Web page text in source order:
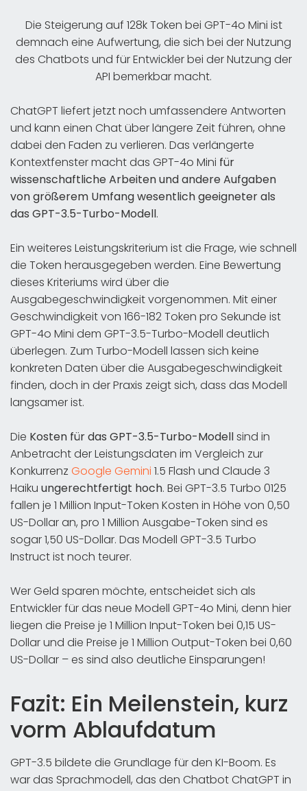
Die Steigerung auf 128k Token bei GPT-4o Mini ist
demnach eine Aufwertung, die sich bei der Nutzung
des Chatbots und für Entwickler bei der Nutzung der
API bemerkbar macht.
ChatGPT liefert jetzt noch umfassendere Antworten
und kann einen Chat über längere Zeit führen, ohne
dabei den Faden zu verlieren. Das verlängerte
Kontextfenster macht das GPT-4o Mini für
wissenschaftliche Arbeiten und andere Aufgaben
von größerem Umfang wesentlich geeigneter als
das GPT-3.5-Turbo-Modell.
Ein weiteres Leistungskriterium ist die Frage, wie schnell
die Token herausgegeben werden. Eine Bewertung
dieses Kriteriums wird über die
Ausgabegeschwindigkeit vorgenommen. Mit einer
Geschwindigkeit von 166-182 Token pro Sekunde ist
GPT-4o Mini dem GPT-3.5-Turbo-Modell deutlich
überlegen. Zum Turbo-Modell lassen sich keine
konkreten Daten über die Ausgabegeschwindigkeit
finden, doch in der Praxis zeigt sich, dass das Modell
langsamer ist.
Die Kosten für das GPT-3.5-Turbo-Modellsind in
Anbetracht der Leistungsdaten im Vergleich zur
Konkurrenz Google Gemini 1.5 Flash und Claude 3
Haiku ungerechtfertigt hoch. Bei GPT-3.5 Turbo 0125
fallen je 1 Million Input-Token Kosten in Höhe von 0,50
US-Dollar an, pro 1 Million Ausgabe-Token sind es
sogar 1,50 US-Dollar. Das Modell GPT-3.5 Turbo
Instruct ist noch teurer.
Wer Geld sparen möchte, entscheidet sich als
Entwickler für das neue Modell GPT-4o Mini, denn hier
liegen die Preise je 1 Million Input-Token bei 0,15 US-
Dollar und die Preise je 1 Million Output-Token bei 0,60
US-Dollar – es sind also deutliche Einsparungen!
Fazit: Ein Meilenstein, kurz
vorm Ablaufdatum
GPT-3.5 bildete die Grundlage für den KI-Boom. Es
war das Sprachmodell, das den Chatbot ChatGPT in